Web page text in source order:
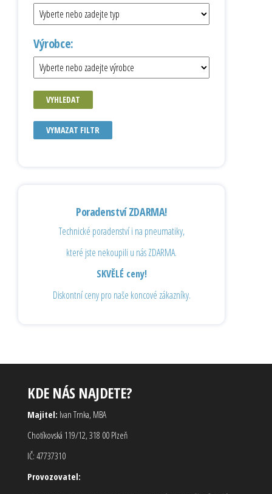
Výrobce:
VYHLEDAT
VYMAZAT FILTR
Poradenství ZDARMA!
Technické poradenství i na pneumatiky,
které jste nekoupili u nás ZDARMA.
SKVĚLÉ ceny!
Diskontní ceny pro naše koncové zákazníky.
KDE NÁS NAJDETE?
Majitel: Ivan Trnka, MBA
Chotíkovská 119/12, 318 00 Plzeň
IČ: 47737310
Provozovatel: